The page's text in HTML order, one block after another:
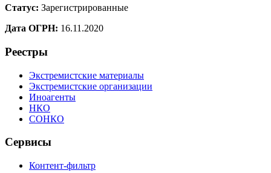
Статус: Зарегистрированные
Дата ОГРН: 16.11.2020
Реестры
Экстремистские материалы
Экстремистские организации
Иноагенты
НКО
СОНКО
Сервисы
Контент-фильтр